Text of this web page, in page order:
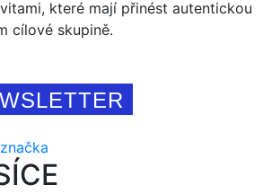
které mají přinést autentickou
cílové skupině.
značka